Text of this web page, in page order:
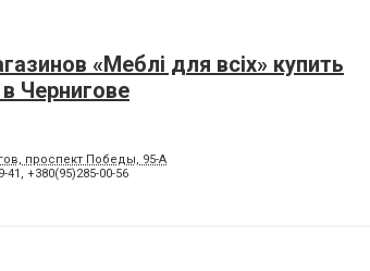
«Меблі для всіх» купить
Чернигове
проспект Победы, 95-А
41 , +380(95)285-00-56